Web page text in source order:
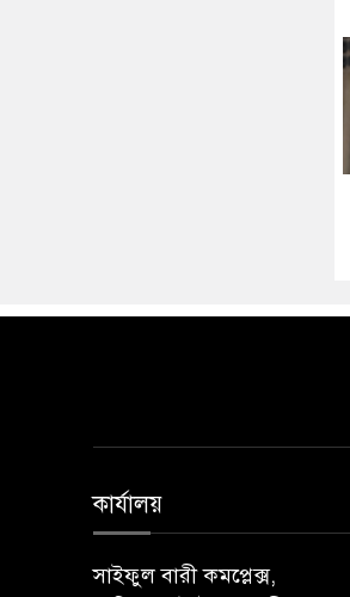
কার্যালয়
সাইফুল বারী কমপ্লেক্স,